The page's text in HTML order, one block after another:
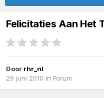
Felicitaties Aan Het
Door rhr_nl
29 juni 2010 in Forum